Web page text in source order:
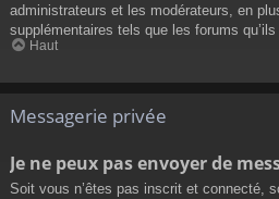
administrateurs et les modérateurs, en
supplémentaires tels que les forums qu’ils
Haut
Messagerie privée
Je ne peux pas envoyer de
Soit vous n’êtes pas inscrit et connecté,